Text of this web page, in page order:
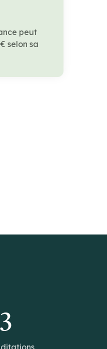
peut
selon sa
3